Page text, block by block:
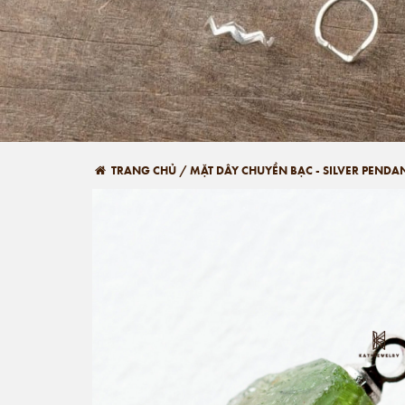
TRANG CHỦ /MẶT DÂY CHUYỀN BẠC - SILVER